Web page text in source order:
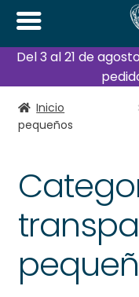
Del 3 al 21 de
Inicio
pequeños